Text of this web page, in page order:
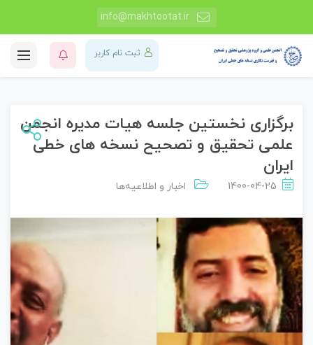
info@makhtootat.ir
ثبت نام کاربر
برگزاری نخستین جلسه هیات مدیره انجمن
علمی تحقیق و تصحیح نسخه های خطی
ایران
1400-04-25 اخبار و اطلاعیه‌ها